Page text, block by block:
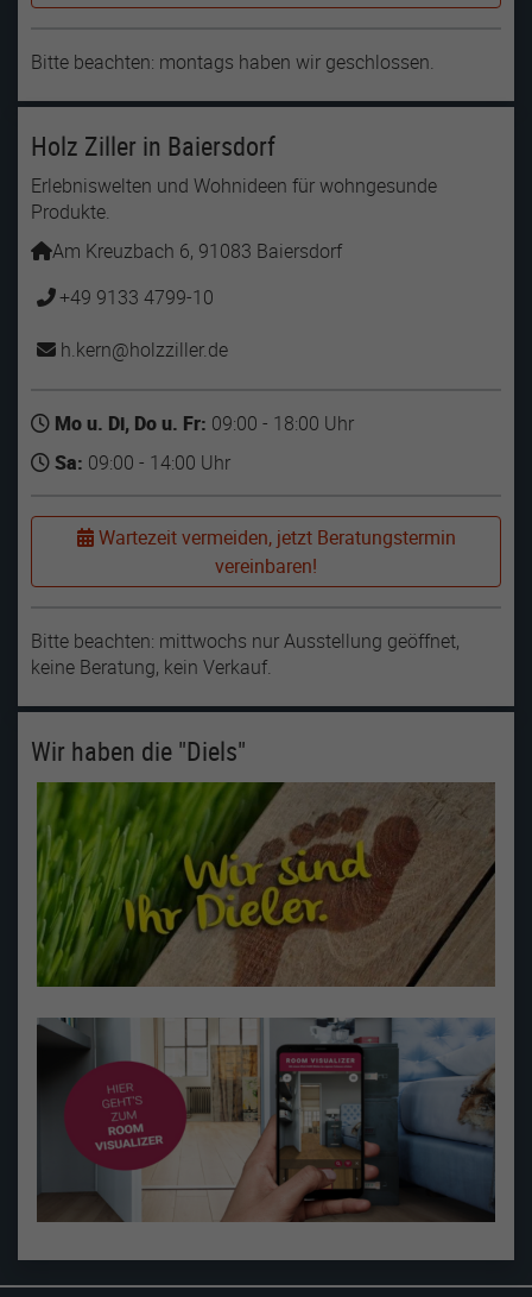
Bitte beachten: montags haben wir geschlossen.
Holz Ziller in Baiersdorf
Erlebniswelten und Wohnideen für wohngesunde
Produkte.
Am Kreuzbach 6, 91083 Baiersdorf
+49 9133 4799-10
h.kern holzziller de
Mo u. Di, Do u. Fr: 09:00 - 18:00 Uhr
Sa: 09:00 - 14:00 Uhr
Wartezeit vermeiden, jetzt Beratungstermin
vereinbaren!
Bitte beachten: mittwochs nur Ausstellung geöffnet,
keine Beratung, kein Verkauf.
Wir haben die "Diels"